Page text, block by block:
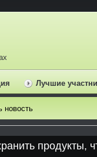
Лучшие
новость